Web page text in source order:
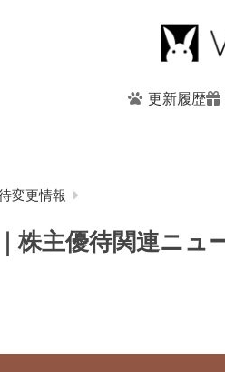
更新履歴
変更情報
株主優待関連ニュ